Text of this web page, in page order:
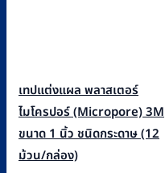
เทปแต่งแผล พลาสเตอร์
ไมโครปอร์ (Micropore) 3M
ขนาด 1 นิ้ว ชนิดกระดาษ (12
ม้วน/กล่อง)